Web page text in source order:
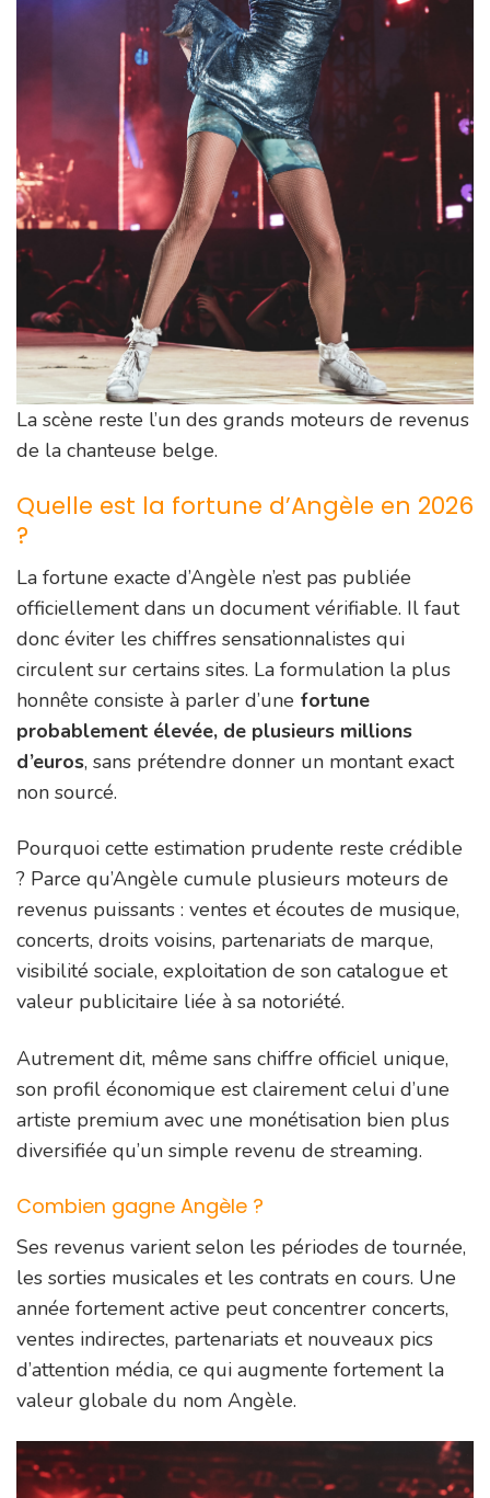
La scène reste l’un des grands moteurs de revenus
de la chanteuse belge.
Quelle est la fortune d’Angèle en 2026
?
La fortune exacte d’Angèle n’est pas publiée
officiellement dans un document vérifiable. Il faut
donc éviter les chiffres sensationnalistes qui
circulent sur certains sites. La formulation la plus
honnête consiste à parler d’une fortune
probablement élevée, de plusieurs millions
d’euros, sans prétendre donner un montant exact
non sourcé.
Pourquoi cette estimation prudente reste crédible
? Parce qu’Angèle cumule plusieurs moteurs de
revenus puissants : ventes et écoutes de musique,
concerts, droits voisins, partenariats de marque,
visibilité sociale, exploitation de son catalogue et
valeur publicitaire liée à sa notoriété.
Autrement dit, même sans chiffre officiel unique,
son profil économique est clairement celui d’une
artiste premium avec une monétisation bien plus
diversifiée qu’un simple revenu de streaming.
Combien gagne Angèle ?
Ses revenus varient selon les périodes de tournée,
les sorties musicales et les contrats en cours. Une
année fortement active peut concentrer concerts,
ventes indirectes, partenariats et nouveaux pics
d’attention média, ce qui augmente fortement la
valeur globale du nom Angèle.